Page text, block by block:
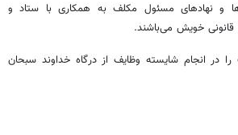
و نهادهای مسئول مکلف به همکاری با ستاد و
خویش می‌باشند.
را در انجام شایسته وظایف از درگاه خداوند سبحان